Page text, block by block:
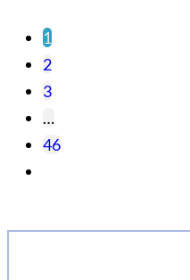
1
2
3
…
46